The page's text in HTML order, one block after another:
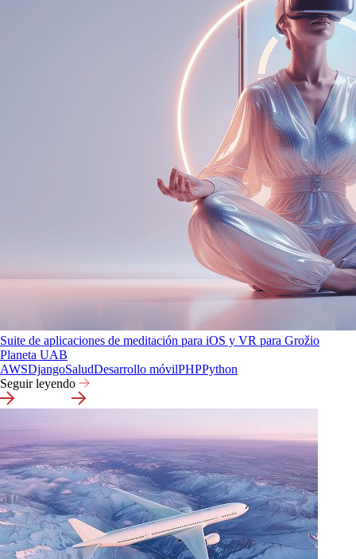
Suite de aplicaciones de meditación para iOS y VR para Grožio
Planeta UAB
AWSDjangoSaludDesarrollo móvilPHPPython
Seguir leyendo